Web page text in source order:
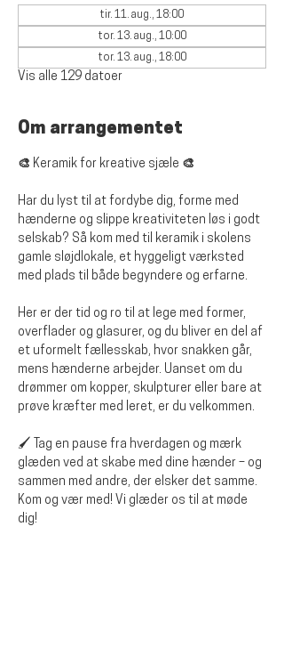
tir. 11. aug., 18:00
tor. 13. aug., 10:00
tor. 13. aug., 18:00
Vis alle 129 datoer
Om arrangementet
🎨 Keramik for kreative sjæle 🎨
Har du lyst til at fordybe dig, forme med
hænderne og slippe kreativiteten løs i godt
selskab? Så kom med til keramik i skolens
gamle sløjdlokale, et hyggeligt værksted
med plads til både begyndere og erfarne.
Her er der tid og ro til at lege med former,
overflader og glasurer, og du bliver en del af
et uformelt fællesskab, hvor snakken går,
mens hænderne arbejder. Uanset om du
drømmer om kopper, skulpturer eller bare at
prøve kræfter med leret, er du velkommen.
🖌️ Tag en pause fra hverdagen og mærk
glæden ved at skabe med dine hænder – og
sammen med andre, der elsker det samme.
Kom og vær med! Vi glæder os til at møde
dig!